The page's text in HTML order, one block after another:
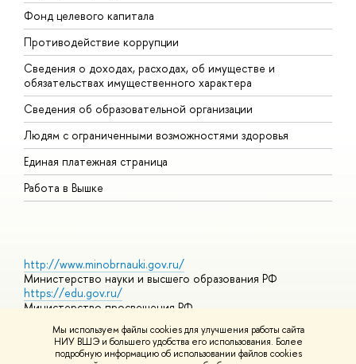
Мы используем файлы cookies для улучшения работы сайта
НИУ ВШЭ и большего удобства его использования. Более
подробную информацию об использовании файлов cookies
Фонд целевого капитала
Противодействие коррупции
Сведения о доходах, расходах, об имуществе и
обязательствах имущественного характера
Сведения об образовательной организации
Людям с ограниченными возможностями здоровья
Единая платежная страница
Работа в Вышке
http://www.minobrnauki.gov.ru/
Министерство науки и высшего образования РФ
https://edu.gov.ru/
Министерство просвещения РФ
Массовые открытые онлайн-курсы